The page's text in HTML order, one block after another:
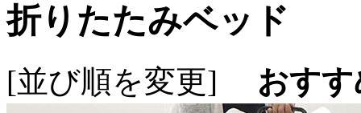
折りたたみベッド
[並び順を変更] おす